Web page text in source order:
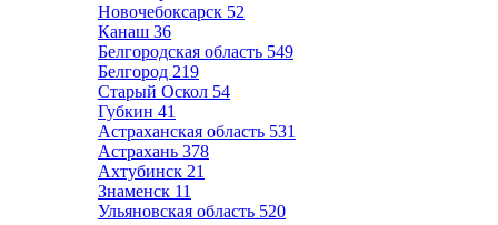
Новочебоксарск 52
Канаш 36
Белгородская область 549
Белгород 219
Старый Оскол 54
Губкин 41
Астраханская область 531
Астрахань 378
Ахтубинск 21
Знаменск 11
Ульяновская область 520